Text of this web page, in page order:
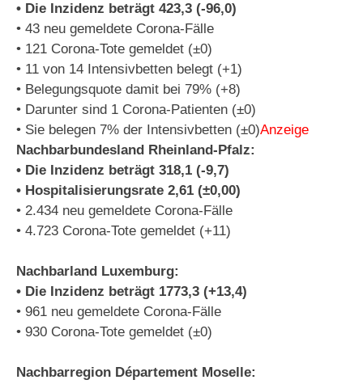
• Die Inzidenz beträgt 423,3 (-96,0)
• 43 neu gemeldete Corona-Fälle
• 121 Corona-Tote gemeldet (±0)
• 11 von 14 Intensivbetten belegt (+1)
• Belegungsquote damit bei 79% (+8)
• Darunter sind 1 Corona-Patienten (±0)
• Sie belegen 7% der Intensivbetten (±0)Anzeige
Nachbarbundesland Rheinland-Pfalz:
• Die Inzidenz beträgt 318,1 (-9,7)
• Hospitalisierungsrate 2,61 (±0,00)
• 2.434 neu gemeldete Corona-Fälle
• 4.723 Corona-Tote gemeldet (+11)
Nachbarland Luxemburg:
• Die Inzidenz beträgt 1773,3 (+13,4)
• 961 neu gemeldete Corona-Fälle
• 930 Corona-Tote gemeldet (±0)
Nachbarregion Département Moselle: